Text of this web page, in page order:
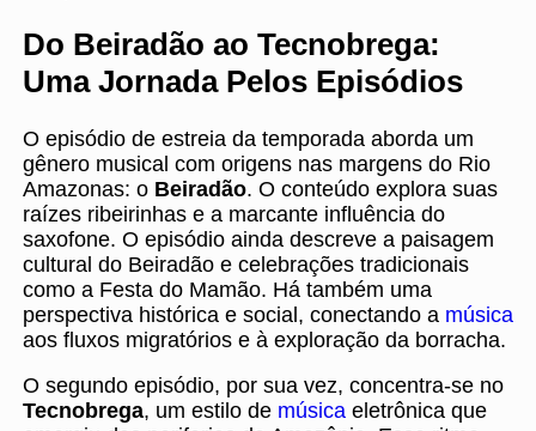
Do Beiradão ao Tecnobrega:
Uma Jornada Pelos Episódios
O episódio de estreia da temporada aborda um
gênero musical com origens nas margens do Rio
Amazonas: o Beiradão. O conteúdo explora suas
raízes ribeirinhas e a marcante influência do
saxofone. O episódio ainda descreve a paisagem
cultural do Beiradão e celebrações tradicionais
como a Festa do Mamão. Há também uma
perspectiva histórica e social, conectando a música
aos fluxos migratórios e à exploração da borracha.
O segundo episódio, por sua vez, concentra-se no
Tecnobrega, um estilo de música eletrônica que